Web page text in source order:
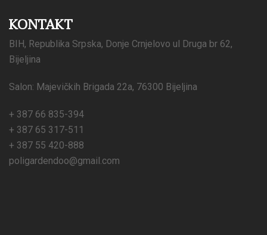
KONTAKT
BIH, Republika Srpska, Donje Crnjelovo ul Druga br 62,
Bijeljina
Salon: Majevičkih Brigada 22a, 76300 Bijeljina
+ 387 66 835-394
+ 387 65 317-511
+ 387 55 420-888
poligardendoo@gmail.com